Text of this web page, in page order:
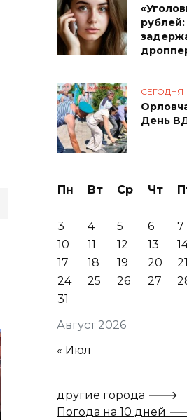
СЕГОДНЯ
День
Август 2026
Пн Вт Ср Чт
3
4 5 6 7
10
11 12 13
17
18 19 20 21
24
25 26 27
31
« Июл
другие города 🡒
Погода на 10